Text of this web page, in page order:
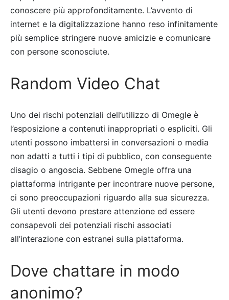
conoscere più approfonditamente. L’avvento di
internet e la digitalizzazione hanno reso infinitamente
più semplice stringere nuove amicizie e comunicare
con persone sconosciute.
Random Video Chat
Uno dei rischi potenziali dell’utilizzo di Omegle è
l’esposizione a contenuti inappropriati o espliciti. Gli
utenti possono imbattersi in conversazioni o media
non adatti a tutti i tipi di pubblico, con conseguente
disagio o angoscia. Sebbene Omegle offra una
piattaforma intrigante per incontrare nuove persone,
ci sono preoccupazioni riguardo alla sua sicurezza.
Gli utenti devono prestare attenzione ed essere
consapevoli dei potenziali rischi associati
all’interazione con estranei sulla piattaforma.
Dove chattare in modo
anonimo?